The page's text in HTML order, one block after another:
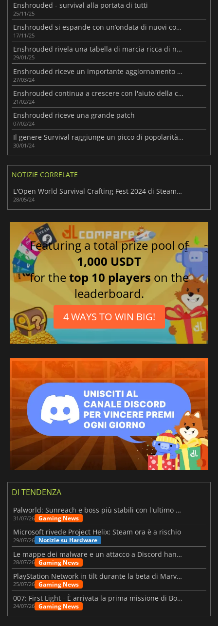
Enshrouded - survival alla portata di tutti
25/11/25
Enshrouded si espande con un’ondata di nuovi contenuti
17/11/25
Enshrouded rivela una tabella di marcia ricca di novità
29/01/25
Enshrouded riceve un importante aggiornamento ricco di contenuti
27/03/24
Enshrouded continua a crescere con l'aiuto della comunità
21/02/24
Enshrouded riceve una grande patch
07/02/24
Il genere Survival raggiunge un picco di popolarità con Enshrouded
30/01/24
NOTIZIE CORRELATE
L'Open World Survival Crafting Fest 2024 di Steam è ora online
28/05/24
Featuring a total prize pool of
1,000 USDT
for thetop 10 players on the
leaderboard.
4 WAYS TO WIN BIG!
DI TENDENZA
Palworld: Sunreach e boss più stabili con l'ultimo update
31/07/26 Gaming News
Microsoft rivede Project Helix: Steam ora è a rischio
29/07/26 Notizie su Hardware
Le mappe dei malware e un attacco a Discord hanno colpito Meccha Chameleon
28/07/26 Gaming News
PlayStation Network in tilt durante la beta di Marvel Tōkon
25/07/26 Gaming News
007: First Light - È arrivata la prima missione di Bond dopo il lancio
24/07/26 Gaming News